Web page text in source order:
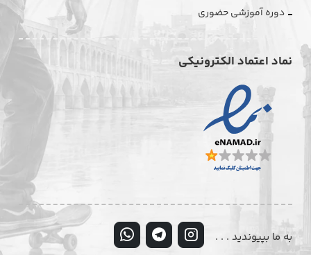
دوره آموزشی حضوری
نماد اعتماد الکترونیکی
به ما بپیوندید . . .